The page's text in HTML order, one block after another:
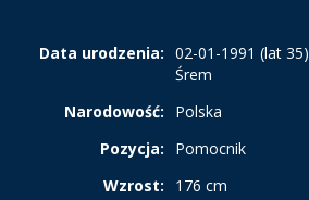
Data urodzenia: 02-01-1991 (lat 35)
Śrem
Narodowość:
Polska
Pozycja:
Pomocnik
Wzrost:
176 cm